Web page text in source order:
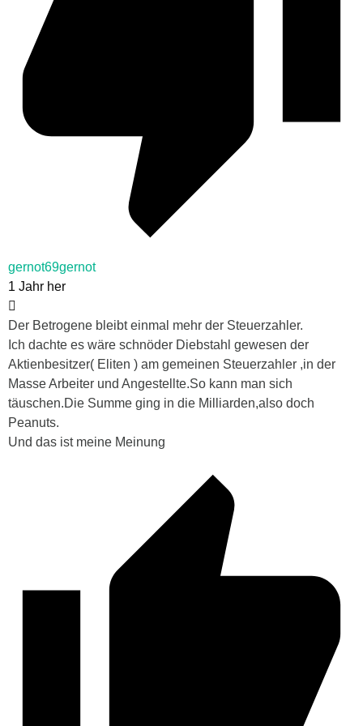
gernot69gernot
1 Jahr her
Der Betrogene bleibt einmal mehr der Steuerzahler.
Ich dachte es wäre schnöder Diebstahl gewesen der
Aktienbesitzer( Eliten ) am gemeinen Steuerzahler ,in der
Masse Arbeiter und Angestellte.So kann man sich
täuschen.Die Summe ging in die Milliarden,also doch
Peanuts.
Und das ist meine Meinung